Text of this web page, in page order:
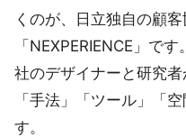
くのが、日立独自の顧
「NEXPERIENCE」で
社のデザイナーと研究
「手法」「ツール」「
す。